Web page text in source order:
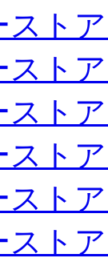
スト
スト
スト
スト
スト
スト